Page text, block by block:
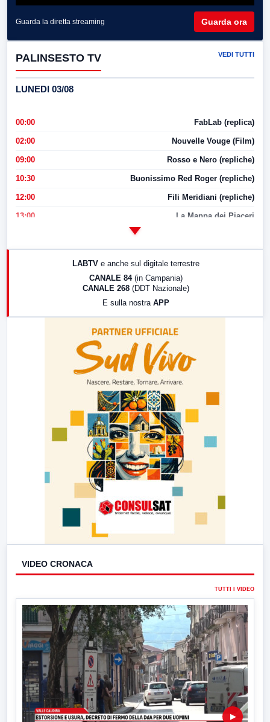
Guarda la diretta streaming Guarda ora
PALINSESTO TV VEDI TUTTI
LUNEDI 03/08
00:00 FabLab (replica)
02:00 Nouvelle Vouge (Film)
09:00 Rosso e Nero (repliche)
10:30 Buonissimo Red Roger (repliche)
12:00 Fili Meridiani (repliche)
13:00 La Mappa dei Piaceri
17:00 LabNews (replica)
LABTV e anche sul digitale terrestre
CANALE 84 (in Campania)
CANALE 268 (DDT Nazionale)
E sulla nostra APP
VIDEO CRONACA
TUTTI I VIDEO
▶